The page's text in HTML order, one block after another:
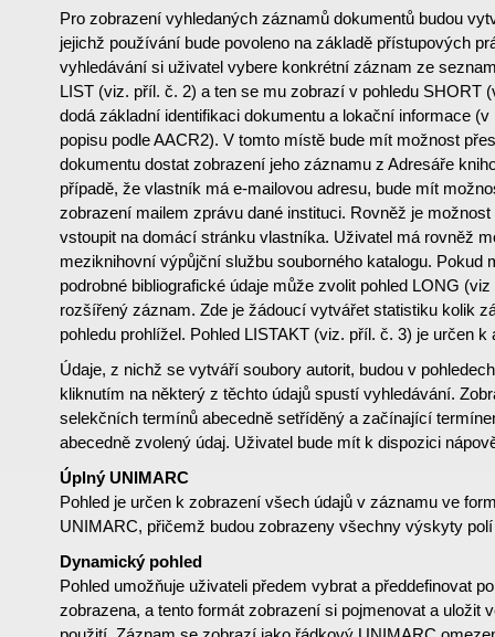
Pro zobrazení vyhledaných záznamů dokumentů budou
jejichž používání bude povoleno na základě přístupových
vyhledávání si uživatel vybere konkrétní záznam ze
LIST (viz. příl. č. 2) a ten se mu zobrazí v pohledu SHORT
dodá základní identifikaci dokumentu a lokační informace
popisu podle AACR2). V tomto místě bude mít možnost
dokumentu dostat zobrazení jeho záznamu z Adresáře
případě, že vlastník má e-mailovou adresu, bude mít
zobrazení mailem zprávu dané instituci. Rovněž je
vstoupit na domácí stránku vlastníka. Uživatel má rovněž
meziknihovní výpůjční službu souborného katalogu. Pokud
podrobné bibliografické údaje může zvolit pohled LONG
rozšířený záznam. Zde je žádoucí vytvářet statistiku kolik
pohledu prohlížel. Pohled LISTAKT (viz. příl. č. 3) je určen k
Údaje, z nichž se vytváří soubory autorit, budou v
kliknutím na některý z těchto údajů spustí vyhledávání.
selekčních termínů abecedně setříděný a začínající
abecedně zvolený údaj. Uživatel bude mít k dispozici
Úplný UNIMARC
Pohled je určen k zobrazení všech údajů v záznamu ve
UNIMARC, přičemž budou zobrazeny všechny výskyty
Dynamický pohled
Pohled umožňuje uživateli předem vybrat a předdefinovat
zobrazena, a tento formát zobrazení si pojmenovat a uložit